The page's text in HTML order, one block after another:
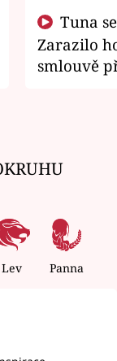
Zarazilo
smlouvě
Lev Panna